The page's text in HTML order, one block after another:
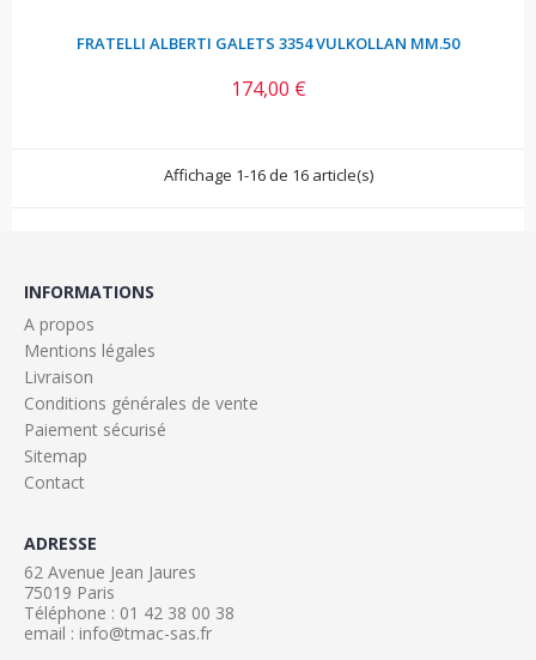
FRATELLI ALBERTI GALETS 3354 VULKOLLAN MM.50
Prix
174,00 €
Affichage 1-16 de 16 article(s)
INFORMATIONS
A propos
Mentions légales
Livraison
Conditions générales de vente
Paiement sécurisé
Sitemap
Contact
ADRESSE
62 Avenue Jean Jaures
75019 Paris
Téléphone : 01 42 38 00 38
email : info@tmac-sas.fr